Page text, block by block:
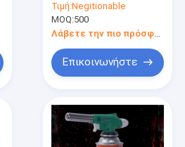
φανών αερίου
μπριζόλας Searing
ΣΧΑΡΩΝ στη σχάρα
συμπεριλαμβανόμενο
Τιμή:Negitionable
MOQ:500
Επικοινωνήστε